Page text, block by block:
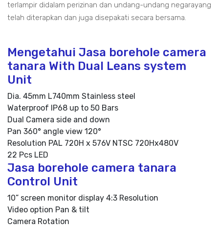
terlampir didalam perizinan dan undang-undang negarayang
telah diterapkan dan juga disepakati secara bersama.
Mengetahui Jasa borehole camera
tanara With Dual Leans system
Unit
Dia. 45mm L740mm Stainless steel
Waterproof IP68 up to 50 Bars
Dual Camera side and down
Pan 360° angle view 120°
Resolution PAL 720H x 576V NTSC 720Hx480V
22 Pcs LED
Jasa borehole camera tanara
Control Unit
10” screen monitor display 4:3 Resolution
Video option Pan & tilt
Camera Rotation